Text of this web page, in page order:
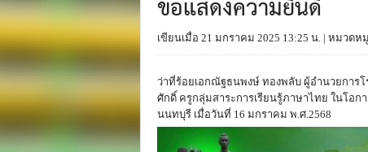
ขอแสดงความยินดี
เขียนเมื่อ 21 มกราคม 2025 13:25 น. | หมวดห
ว่าที่ร้อยเอกณัฐธนพงษ์ ทองพลับ ผู้อำนวยการ
ศักดิ์ ครูกลุ่มสาระการเรียนรู้ภาษาไทย ในโอก
นนทบุรี เมื่อวันที่ 16 มกราคม พ.ศ.2568